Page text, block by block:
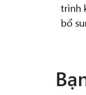
trình
bổ